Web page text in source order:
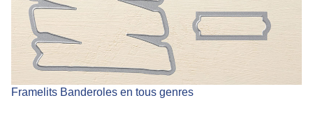
Framelits Banderoles en tous genres